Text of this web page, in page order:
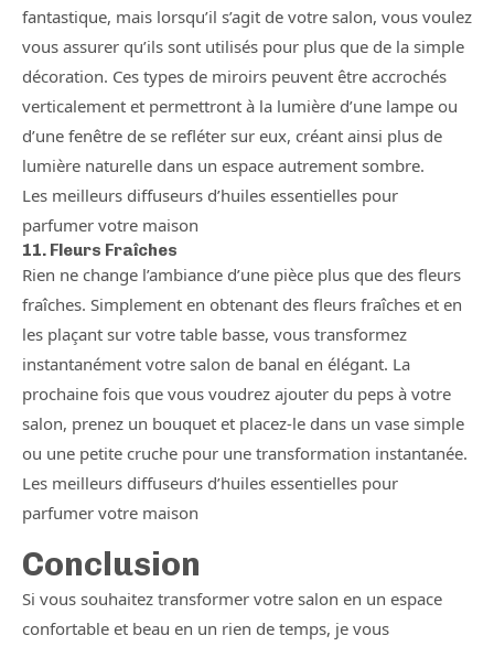
fantastique, mais lorsqu’il s’agit de votre salon, vous voulez
vous assurer qu’ils sont utilisés pour plus que de la simple
décoration. Ces types de miroirs peuvent être accrochés
verticalement et permettront à la lumière d’une lampe ou
d’une fenêtre de se refléter sur eux, créant ainsi plus de
lumière naturelle dans un espace autrement sombre.
Les meilleurs diffuseurs d’huiles essentielles pour
parfumer votre maison
11. Fleurs Fraîches
Rien ne change l’ambiance d’une pièce plus que des fleurs
fraîches. Simplement en obtenant des fleurs fraîches et en
les plaçant sur votre table basse, vous transformez
instantanément votre salon de banal en élégant. La
prochaine fois que vous voudrez ajouter du peps à votre
salon, prenez un bouquet et placez-le dans un vase simple
ou une petite cruche pour une transformation instantanée.
Les meilleurs diffuseurs d’huiles essentielles pour
parfumer votre maison
Conclusion
Si vous souhaitez transformer votre salon en un espace
confortable et beau en un rien de temps, je vous